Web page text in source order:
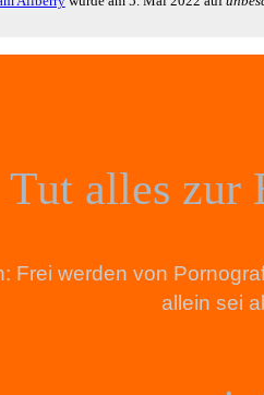
Tut alles zur
Frei werden von
allein sei